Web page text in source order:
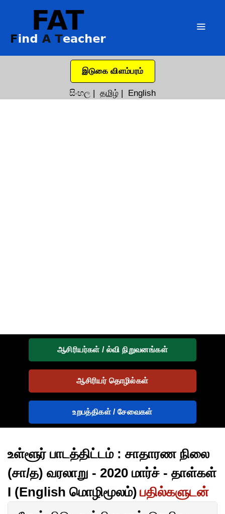
இடுகை விளம்பரம்
සිංහල | தமிழ் | English
ஆசிரியர்கள் / ல்வி நிறுவனங்கள்
ஆசிரியர் தொழில்கள்
உறபத்திகள் / சேவைகள்
உள்ளூர் பாடத்திட்டம் : சாதாரண நிலை
(சா/த) வரலாறு - 2020 மார்ச் - தாள்கள்
I (English மொழிமூலம்) பதில்களுடன்